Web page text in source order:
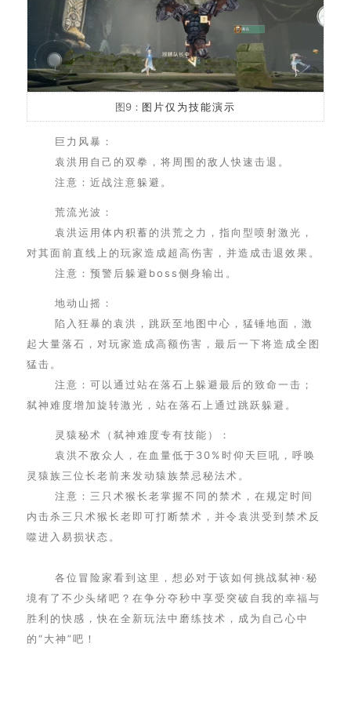
图9： 图片仅为技能演示
巨力风暴：
袁洪用自己的双拳，将周围的敌人快速击退。
注意：近战注意躲避。
荒流光波：
袁洪运用体内积蓄的洪荒之力，指向型喷射激光，
对其面前直线上的玩家造成超高伤害，并造成击退效果。
注意：预警后躲避boss侧身输出。
地动山摇：
陷入狂暴的袁洪，跳跃至地图中心，猛锤地面，激
起大量落石，对玩家造成高额伤害，最后一下将造成全图
猛击。
注意：可以通过站在落石上躲避最后的致命一击；
弑神难度增加旋转激光，站在落石上通过跳跃躲避。
灵猿秘术（弑神难度专有技能）：
袁洪不敌众人，在血量低于30%时仰天巨吼，呼唤
灵猿族三位长老前来发动猿族禁忌秘法术。
注意：三只术猴长老掌握不同的禁术，在规定时间
内击杀三只术猴长老即可打断禁术，并令袁洪受到禁术反
噬进入易损状态。
各位冒险家看到这里，想必对于该如何挑战弑神·秘
境有了不少头绪吧？在争分夺秒中享受突破自我的幸福与
胜利的快感，快在全新玩法中磨练技术，成为自己心中
的“大神”吧！